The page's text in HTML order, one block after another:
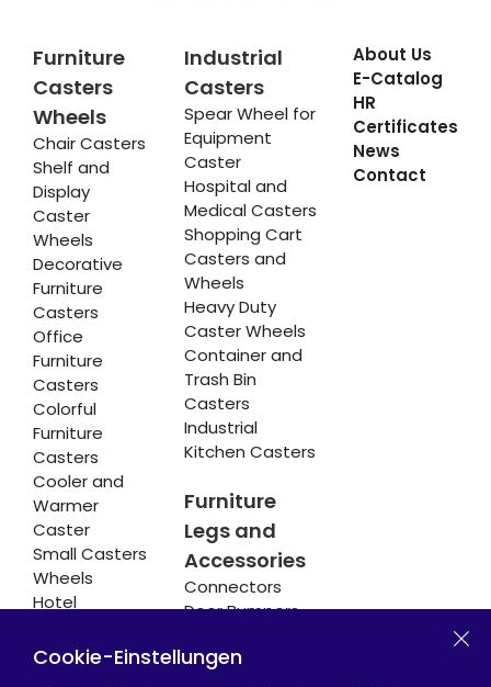
Furniture
Casters
Wheels
Chair Casters
Shelf and
Display
Caster
Wheels
Decorative
Furniture
Casters
Office
Furniture
Casters
Colorful
Furniture
Casters
Cooler and
Warmer
Caster
Small Casters
Wheels
Hotel
Casters
Industrial
Casters
Spear Wheel for
Equipment
Caster
Hospital and
Medical Casters
Shopping Cart
Casters and
Wheels
Heavy Duty
Caster Wheels
Container and
Trash Bin
Casters
Industrial
Kitchen Casters
Furniture
Legs and
Accessories
Connectors
Door Bumpers
About Us
E-Catalog
HR
Certificates
News
Contact
Cookie-Einstellungen